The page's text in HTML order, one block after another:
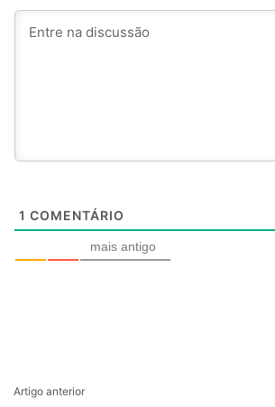
1 COMENTÁRIO
mais antigo
Artigo anterior